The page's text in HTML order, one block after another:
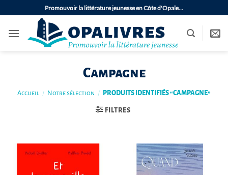
au
contenu
Promouvoir la littérature jeunesse en Côte d'Opale…
Campagne
Accueil / Notre sélection / PRODUITS IDENTIFIÉS “CAMPAGNE”
FILTRES